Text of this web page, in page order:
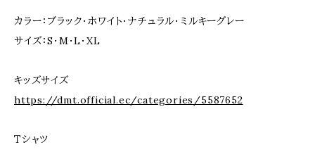
カラー：ブラック・ホワイト・ナチュラル・ミルキーグレー
サイズ：S・M・L・XL
キッズサイズ
https://dmt.official.ec/categories/5587652
Ｔシャツ